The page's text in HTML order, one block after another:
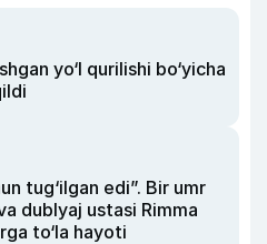
yo‘l qurilishi bo‘yicha
tug‘ilgan edi”. Bir umr
dublyaj ustasi Rimma
to‘la hayoti